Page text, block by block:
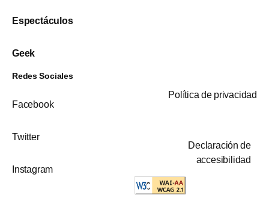
Espectáculos
Geek
Redes Sociales
Facebook
Twitter
Instagram
Política de privacidad
Declaración de
accesibilidad